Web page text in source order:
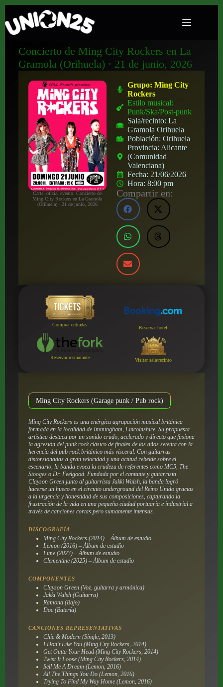
Concierto de Ming City Rockers en La
Gramola (Orihuela) · 21 de junio, 2026
Cartel oficial evento: Concierto de
Ming City Rockers en La Gramola
(Orihuela) · 21 de junio, 2026
Grupo:Ming City
Rockers
Estilo musical:
Punk/Ska/Post-punk
Sala/recinto:La
Gramola Orihuela
Población:Orihuela
Provincia: Alicante
(Comunidad
Valenciana)
Fecha: 21/06/2026
Hora:8:00 pm
Compartir en:
Comprar entradas
Reservar hotel
Reservar restaurante Visitar sala/recinto
Ming City Rockers (Garage punk / Pub rock)
Ming City Rockers es una enérgica agrupación musical británica
formada en la localidad de Immingham, Lincolnshire. Su propuesta
artística destaca por un sonido crudo, acelerado y directo que fusiona
la agresión del punk rock clásico de finales de los años setenta con la
herencia del pub rock británico más visceral. Con guitarras
distorsionadas a gran velocidad y una actitud rebelde sobre el
escenario, la banda evoca la crudeza de referentes como MC5, The
Stooges o Dr. Feelgood. Fundada por el cantante y guitarrista
Clayson Green junto al guitarrista Jakki Walsh, la banda logró
hacerse un hueco en el circuito underground del Reino Unido gracias
a la urgencia y honestidad de sus composiciones, capturando la
frustración de la vida en una pequeña ciudad portuaria e industrial a
través de canciones cortas pero sumamente intensas.
DISCOGRAFÍA
Ming City Rockers (2014) – Álbum de estudio
Lemon (2016) – Álbum de estudio
Lime (2023) – Álbum de estudio
Clementine (2025) – Álbum de estudio
COMPONENTES
Clayson Green (Voz, guitarra y armónica)
Jakki Walsh (Guitarra)
Ramona (Bajo)
Doc (Batería)
CANCIONES REPRESENTATIVAS
Chic & Modern (Single, 2013)
I Don’t Like You (Ming City Rockers, 2014)
Get Outta Your Head (Ming City Rockers, 2014)
Twist It Loose (Ming City Rockers, 2014)
Sell Me A Dream (Lemon, 2016)
All The Things You Do (Lemon, 2016)
Trying To Find My Way Home (Lemon, 2016)